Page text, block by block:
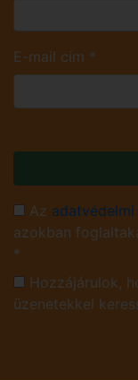
E-mail cím *
Az
azokban
*
Hozzájárulok,
üzenetekkel